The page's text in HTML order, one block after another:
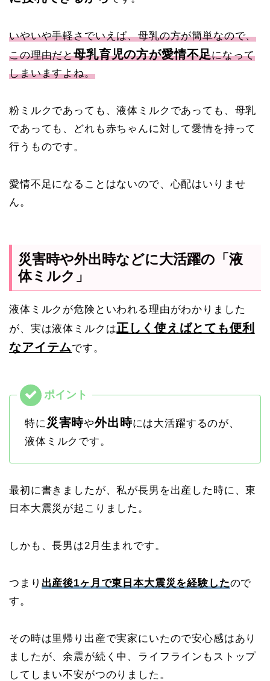
いやいや手軽さでいえば、母乳の方が簡単なので、
この理由だと母乳育児の方が愛情不足になって
しまいますよね。
粉ミルクであっても、液体ミルクであっても、母乳
であっても、どれも赤ちゃんに対して愛情を持って
行うものです。
愛情不足になることはないので、心配はいりませ
ん。
災害時や外出時などに大活躍の「液
体ミルク」
液体ミルクが危険といわれる理由がわかりました
が、実は液体ミルクは正しく使えばとても便利
なアイテムです。
特に 災害時や外出時には大活躍するのが、
液体ミルクです。
最初に書きましたが、私が長男を出産した時に、東
日本大震災が起こりました。
しかも、長男は2月生まれです。
つまり 出産後1ヶ月で東日本大震災を経験したので
す。
その時は里帰り出産で実家にいたので安心感はあり
ましたが、余震が続く中、ライフラインもストップ
してしまい不安がつのりました。